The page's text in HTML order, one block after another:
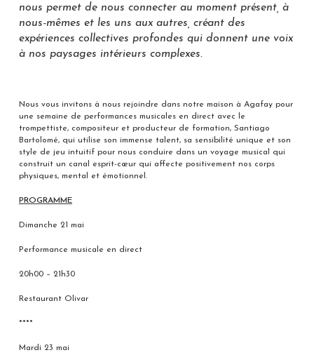
nous permet de nous connecter au moment présent, à
nous-mêmes et les uns aux autres, créant des
expériences collectives profondes qui donnent une voix
à nos paysages intérieurs complexes.
Nous vous invitons à nous rejoindre dans notre maison à Agafay pour
une semaine de performances musicales en direct avec le
trompettiste, compositeur et producteur de formation, Santiago
Bartolomé, qui utilise son immense talent, sa sensibilité unique et son
style de jeu intuitif pour nous conduire dans un voyage musical qui
construit un canal esprit-cœur qui affecte positivement nos corps
physiques, mental et émotionnel.
PROGRAMME
Dimanche 21 mai
Performance musicale en direct
20h00 – 21h30
Restaurant Olivar
****
Mardi 23 mai